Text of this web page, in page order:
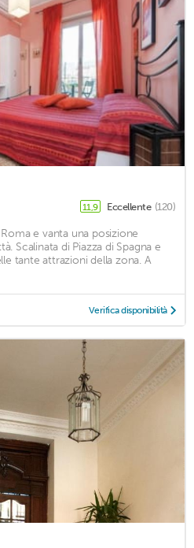
11,9 Eccellente (120)
e vanta una posizione
Scalinata di Piazza di Spagna e
tante attrazioni della zona. A
Verifica disponibilità